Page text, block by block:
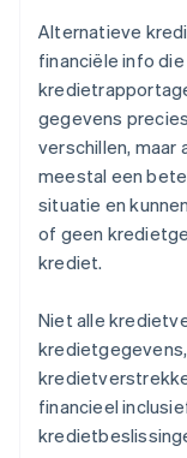
Alternatieve
financiële info
gegevens
verschillen,
meestal een
situatie en
of geen
krediet.
Niet alle
financieel